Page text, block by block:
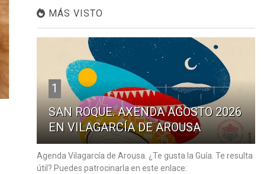
MÁS VISTO
1
SAN ROQUE. AXENDA AGOSTO 2026
EN VILAGARCÍA DE AROUSA
Agenda Vilagarcía de Arousa. ¿Te gusta la Guía. Te resulta
útil? Puedes patrocinarla en este enlace: